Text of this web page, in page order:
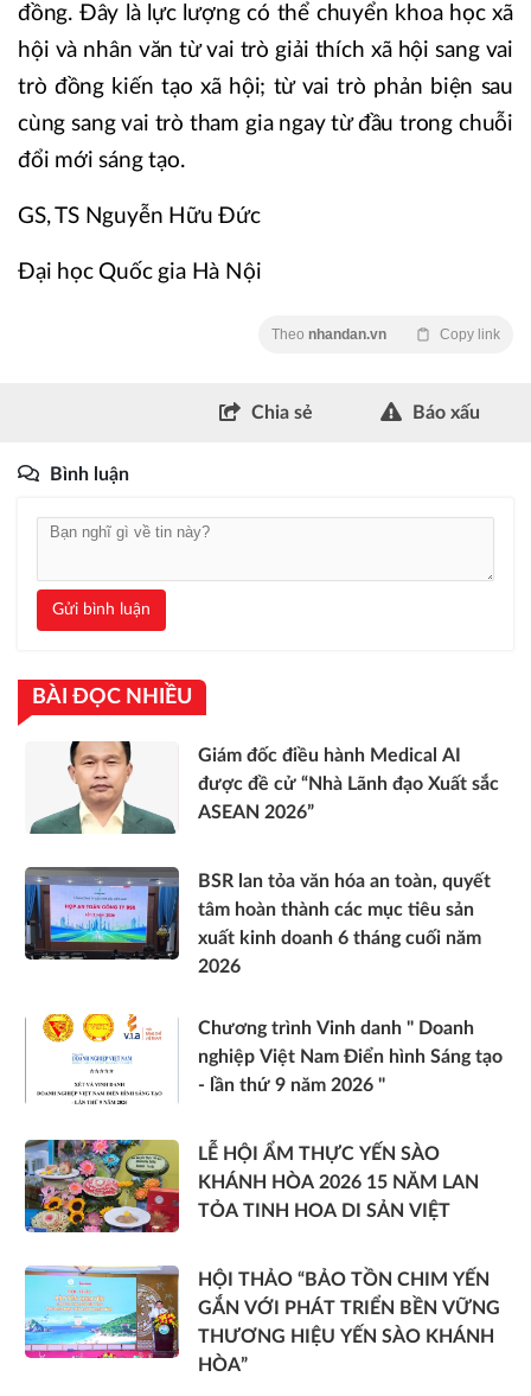
đồng. Đây là lực lượng có thể chuyển khoa học xã
hội và nhân văn từ vai trò giải thích xã hội sang vai
trò đồng kiến tạo xã hội; từ vai trò phản biện sau
cùng sang vai trò tham gia ngay từ đầu trong chuỗi
đổi mới sáng tạo.
GS, TS Nguyễn Hữu Đức
Đại học Quốc gia Hà Nội
Theo nhandan.vn Copy link
Chia sẻ Báo xấu
Bình luận
Gửi bình luận
BÀI ĐỌC NHIỀU
Giám đốc điều hành Medical AI
được đề cử “Nhà Lãnh đạo Xuất sắc
ASEAN 2026”
BSR lan tỏa văn hóa an toàn, quyết
tâm hoàn thành các mục tiêu sản
xuất kinh doanh 6 tháng cuối năm
2026
Chương trình Vinh danh " Doanh
nghiệp Việt Nam Điển hình Sáng tạo
- lần thứ 9 năm 2026 "
LỄ HỘI ẨM THỰC YẾN SÀO
KHÁNH HÒA 2026 15 NĂM LAN
TỎA TINH HOA DI SẢN VIỆT
HỘI THẢO “BẢO TỒN CHIM YẾN
GẮN VỚI PHÁT TRIỂN BỀN VỮNG
THƯƠNG HIỆU YẾN SÀO KHÁNH
HÒA”